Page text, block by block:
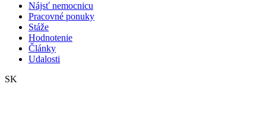
Nájsť nemocnicu
Pracovné ponuky
Stáže
Hodnotenie
Články
Udalosti
SK